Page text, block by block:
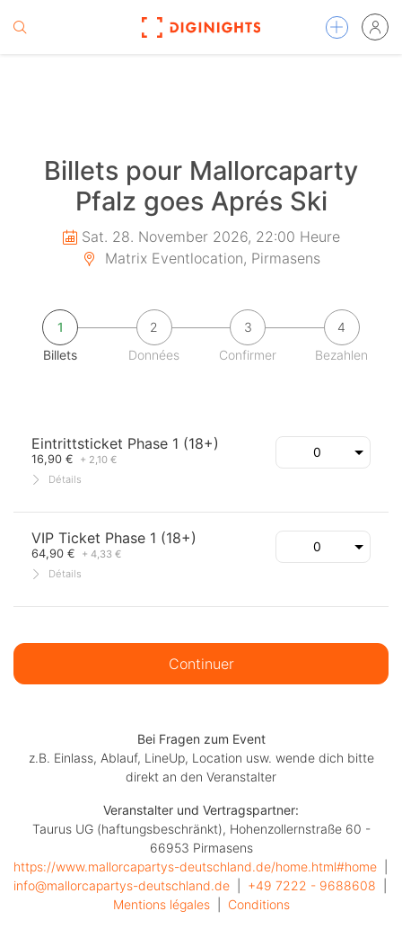
Billets pour Mallorcaparty
Pfalz goes Aprés Ski
Sat. 28. November 2026, 22:00 Heure
Matrix Eventlocation, Pirmasens
1
Billets
2
Données
3
Confirmer
4
Bezahlen
Eintrittsticket Phase 1 (18+)
16,90 €
+ 2,10 €
Détails
VIP Ticket Phase 1 (18+)
64,90 €
+ 4,33 €
Détails
Continuer
Bei Fragen zum Event
z.B. Einlass, Ablauf, LineUp, Location usw. wende dich bitte
direkt an den Veranstalter
Veranstalter und Vertragspartner:
Taurus UG (haftungsbeschränkt), Hohenzollernstraße 60 -
66953 Pirmasens
https://www.mallorcapartys-deutschland.de/home.html#home
info@mallorcapartys-deutschland.de
+49 7222 - 9688608
Mentions légales
  |
Conditions